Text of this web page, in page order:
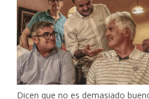
Dicen que no es demasiado